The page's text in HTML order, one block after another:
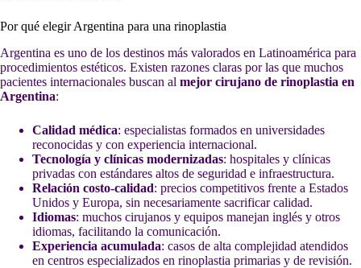
Por qué elegir Argentina para una rinoplastia
Argentina es uno de los destinos más valorados en Latinoamérica para
procedimientos estéticos. Existen razones claras por las que muchos
pacientes internacionales buscan al mejor cirujano de rinoplastia en
Argentina:
Calidad médica: especialistas formados en universidades
reconocidas y con experiencia internacional.
Tecnología y clínicas modernizadas: hospitales y clínicas
privadas con estándares altos de seguridad e infraestructura.
Relación costo-calidad: precios competitivos frente a Estados
Unidos y Europa, sin necesariamente sacrificar calidad.
Idiomas: muchos cirujanos y equipos manejan inglés y otros
idiomas, facilitando la comunicación.
Experiencia acumulada: casos de alta complejidad atendidos
en centros especializados en rinoplastia primarias y de revisión.